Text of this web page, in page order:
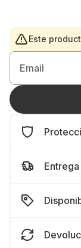
Este
Email